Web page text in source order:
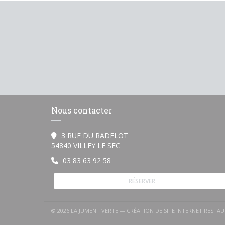
Nous contacter
3 RUE DU RADELOT
54840 VILLEY LE SEC
03 83 63 92 58
RÉSERVER
© 2026 LA JUMENT VERTE — CRÉATION DE SITE INTERNET